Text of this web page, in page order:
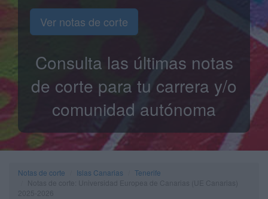
Ver notas de corte
Consulta las últimas notas
de corte para tu carrera y/o
comunidad autónoma
Notas de corte Islas Canarias
Tenerife